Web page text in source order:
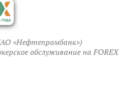
«Нефтепромбанк»)
обслуживание на FOREX